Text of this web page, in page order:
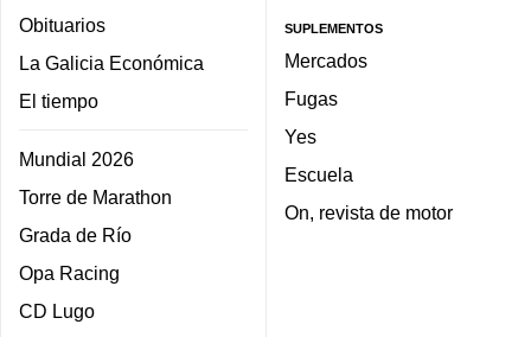
Obituarios
La Galicia Económica
El tiempo
Mundial 2026
Torre de Marathon
Grada de Río
Opa Racing
CD Lugo
SUPLEMENTOS
Mercados
Fugas
Yes
Escuela
On, revista de motor